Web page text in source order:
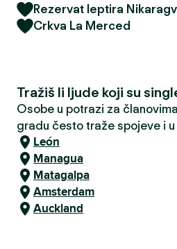
Rezervat leptira
Crkva La Merced
Tražiš li ljude koji su
Osobe u potrazi za
gradu često traže spojeve i
León
Managua
Matagalpa
Amsterdam
Auckland